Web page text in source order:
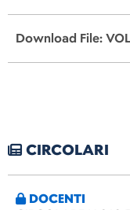
CIRCOLARI
DOCENTI